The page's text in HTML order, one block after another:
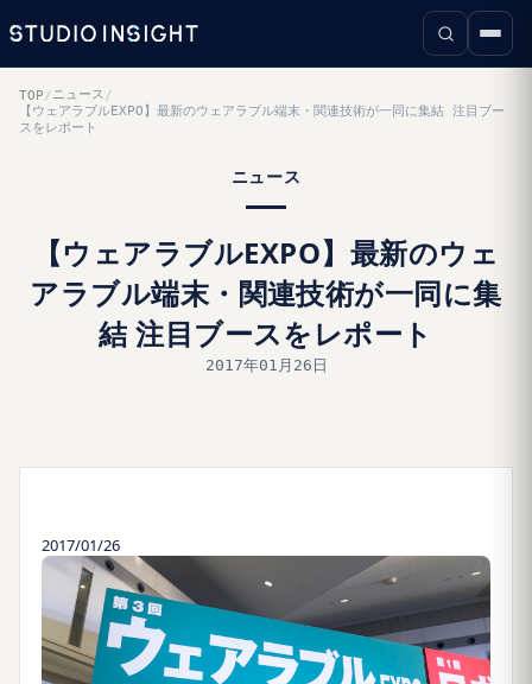
TOP / ニュース /
【ウェアラブルEXPO】最新のウェアラブル端末・関連技術が一同に集結 注目ブー
スをレポート
ニュース
【ウェアラブルEXPO】最新のウェ
アラブル端末・関連技術が一同に集
結 注目ブースをレポート
2017年01月26日
2017/01/26